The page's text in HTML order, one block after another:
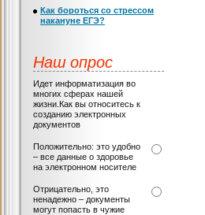
Как бороться со стрессом
накануне ЕГЭ?
Наш опрос
Идет информатизация во
многих сферах нашей
жизни.Как вы относитесь к
созданию электронных
документов
Положительно: это удобно
– все данные о здоровье
на электронном носителе
Отрицательно, это
ненадежно – документы
могут попасть в чужие